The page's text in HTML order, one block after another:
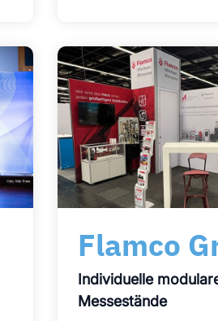
Flamco
Individuelle
Messestände